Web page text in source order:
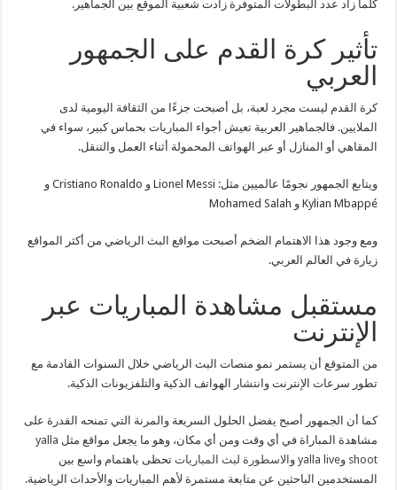
كلما زاد عدد البطولات المتوفرة زادت شعبية الموقع بين الجماهير.
تأثير كرة القدم على الجمهور
العربي
كرة القدم ليست مجرد لعبة، بل أصبحت جزءًا من الثقافة اليومية لدى
الملايين. فالجماهير العربية تعيش أجواء المباريات بحماس كبير، سواء في
المقاهي أو المنازل أو عبر الهواتف المحمولة أثناء العمل والتنقل.
ويتابع الجمهور نجومًا عالميين مثل: Lionel Messi و Cristiano Ronaldo و
Kylian Mbappé و Mohamed Salah
ومع وجود هذا الاهتمام الضخم أصبحت مواقع البث الرياضي من أكثر المواقع
زيارة في العالم العربي.
مستقبل مشاهدة المباريات عبر
الإنترنت
من المتوقع أن يستمر نمو منصات البث الرياضي خلال السنوات القادمة مع
تطور سرعات الإنترنت وانتشار الهواتف الذكية والتلفزيونات الذكية.
كما أن الجمهور أصبح يفضل الحلول السريعة والمرنة التي تمنحه القدرة على
مشاهدة المباراة في أي وقت ومن أي مكان، وهو ما يجعل مواقع مثل yalla
shoot وyalla live والاسطورة لبث المباريات تحظى باهتمام واسع بين
المستخدمين الباحثين عن متابعة مستمرة لأهم المباريات والأحداث الرياضية.